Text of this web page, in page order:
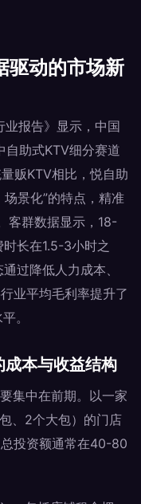
驱动的市场新
报告》显示，中国
助式KTV细分赛道
贩KTV相比，悦自助
景化”的特点，精准
客群数据显示，18-
长在1.5-3小时之
过降低人力成本、
业平均毛利率提升了
。
本与收益结构
集中在前期。以一家
、2个大包）的门店
投资额通常在40-80